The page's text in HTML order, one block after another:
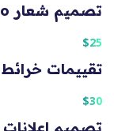
تصميم شعار Logo
$25
تقييمات
$30
تصميم